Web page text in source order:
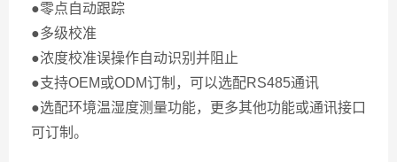
●零点自动跟踪
●多级校准
●浓度校准误操作自动识别并阻止
●支持OEM或ODM订制，可以选配RS485通讯
●选配环境温湿度测量功能，更多其他功能或通讯接口
可订制。